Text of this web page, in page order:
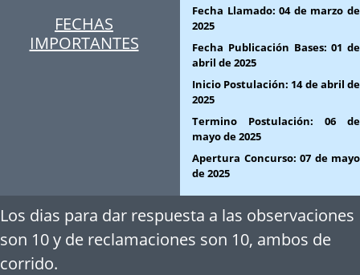
FECHAS
IMPORTANTES
Fecha Llamado:04 de marzo de
2025
Fecha Publicación Bases:01 de
abril de 2025
Inicio Postulación: 14 de abril de
2025
Termino Postulación: 06 de
mayo de 2025
Apertura Concurso: 07 de mayo
de 2025
Los dias para dar respuesta a las observaciones
son 10y de reclamaciones son 10, ambos de
corrido.